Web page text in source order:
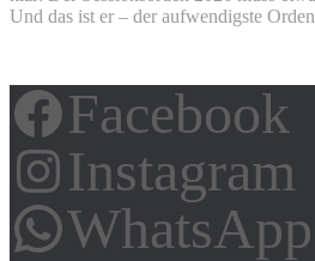
Und das ist er – der aufwendigste Orden
Facebook
Instagram
WhatsApp